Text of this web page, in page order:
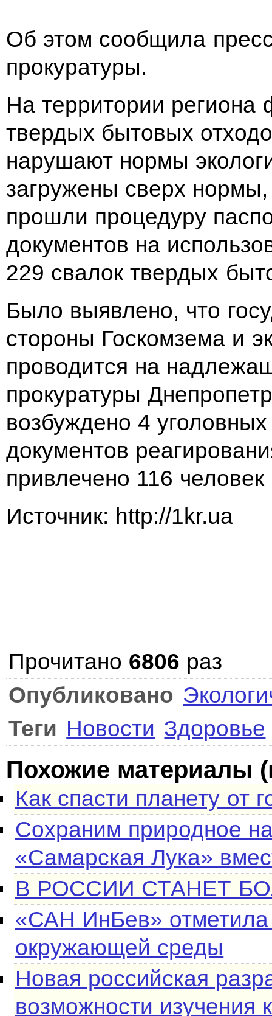
Об этом сообщила
прокуратуры.
На территории региона
твердых бытовых
нарушают нормы
загружены сверх
прошли процедуру
документов на
229 свалок твердых
Было выявлено, что
стороны Госкомзема и
проводится на
прокуратуры
возбуждено 4
документов
привлечено 116
Источник: http://1kr.ua
Прочитано 6806 раз
Опубликовано
Теги Новости Здоровье
Похожие материалы
Как спасти планету от
Сохраним природное
«Самарская Лука»
В РОССИИ СТАНЕТ
«САН ИнБев»
окружающей среды
Новая российская
возможности изучения